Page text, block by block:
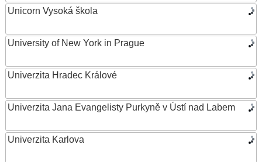
Unicorn Vysoká škola
University of New York in Prague
Univerzita Hradec Králové
Univerzita Jana Evangelisty Purkyně v Ústí nad Labem
Univerzita Karlova